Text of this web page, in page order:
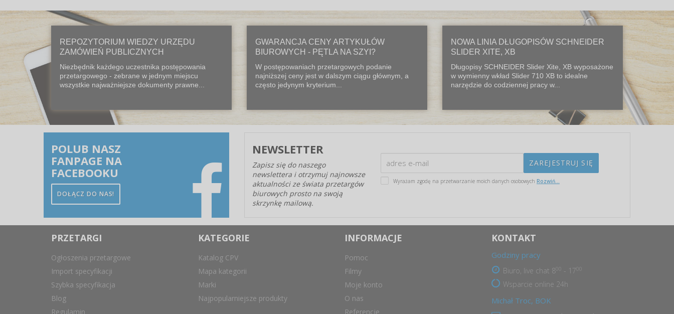
REPOZYTORIUM WIEDZY URZĘDU
ZAMÓWIEŃ PUBLICZNYCH
Niezbędnik każdego uczestnika postępowania
przetargowego - zebrane w jednym miejscu
wszystkie najważniejsze dokumenty prawne...
GWARANCJA CENY ARTYKUŁÓW
BIUROWYCH - PĘTLA NA SZYI?
W postępowaniach przetargowych podanie
najniższej ceny jest w dalszym ciągu głównym, a
często jedynym kryterium...
NOWA LINIA DŁUGOPISÓW SCHNEIDER
SLIDER XITE, XB
Długopisy SCHNEIDER Slider Xite, XB wyposażone
w wymienny wkład Slider 710 XB to idealne
narzędzie do codziennej pracy w...
POLUB NASZ
FANPAGE NA
FACEBOOKU
DOŁĄCZ DO NAS!
NEWSLETTER
Zapisz się do naszego
newslettera i otrzymuj najnowsze
aktualności ze świata przetargów
biurowych prosto na swoją
skrzynkę mailową.
Wyrażam zgodę na przetwarzanie moich danych osobowych Rozwiń...
PRZETARGI
Ogłoszenia przetargowe
Import specyfikacji
Szybka specyfikacja
Blog
Regulamin
KATEGORIE
Katalog CPV
Mapa kategorii
Marki
Najpopularniejsze produkty
INFORMACJE
Pomoc
Filmy
Moje konto
O nas
Referencje
KONTAKT
Godziny pracy
Biuro, live chat 8 - 17
Wsparcie online 24h
Michał Troc, BOK